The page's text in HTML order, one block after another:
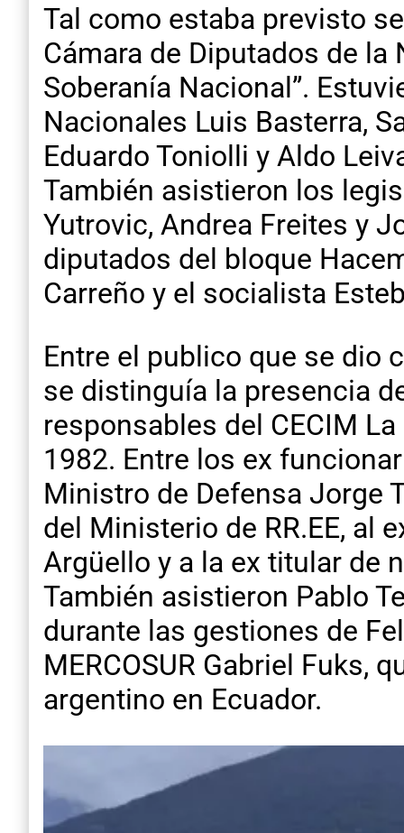
Tal como estaba previsto
Cámara de Diputados de
Soberanía Nacional”.
Nacionales Luis Basterra,
Eduardo Toniolli y Aldo
También asistieron los
Yutrovic, Andrea Freites y
diputados del bloque
Carreño y el socialista
Entre el publico que se dio
se distinguía la presencia
responsables del CECIM
1982. Entre los ex
Ministro de Defensa Jorge
del Ministerio de RR.EE, al
Argüello y a la ex titular de
También asistieron Pablo
durante las gestiones de
MERCOSUR Gabriel Fuks,
argentino en Ecuador.